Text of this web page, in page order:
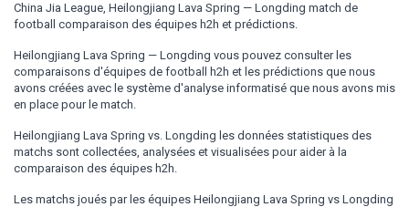
China Jia League, Heilongjiang Lava Spring — Longding match de
football comparaison des équipes h2h et prédictions.
Heilongjiang Lava Spring — Longding vous pouvez consulter les
comparaisons d'équipes de football h2h et les prédictions que nous
avons créées avec le système d'analyse informatisé que nous avons mis
en place pour le match.
Heilongjiang Lava Spring vs. Longding les données statistiques des
matchs sont collectées, analysées et visualisées pour aider à la
comparaison des équipes h2h.
Les matchs joués par les équipes Heilongjiang Lava Spring vs Longding